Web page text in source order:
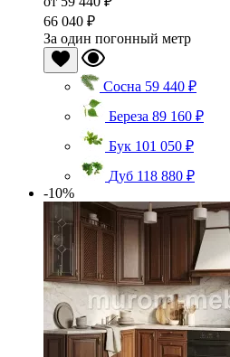
66 040 ₽
За один погонный метр
Сосна 59 440 ₽
Береза 89 160 ₽
Бук 101 050 ₽
Дуб 118 880 ₽
-10%